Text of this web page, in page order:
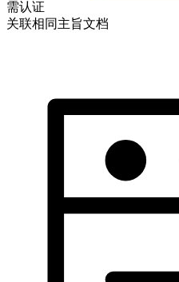
需认证
关联相同主旨文档